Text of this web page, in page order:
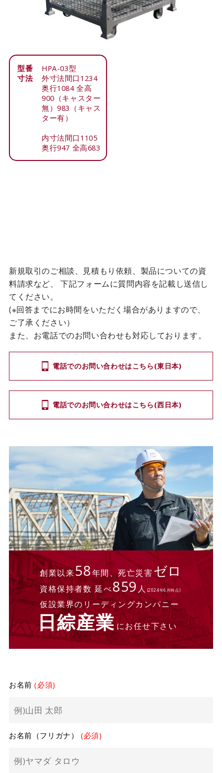
型番
HPA-03型
寸法
外寸法間口1234
奥行1084 全高
900（キャスター
無）983（キャス
ター有）
内寸法間口1105
奥行947 全高683
新規取引のご相談、見積もり依頼、製品についての資
料請求など、
下記フォームに質問内容を記載し送信し
てください。
(※回答までにお時間をいただく場合がありますので、
ご了承ください）
また、お電話でのお問い合わせも対応しております。
電話でのお問い合わせはこちら(東日本)
電話でのお問い合わせはこちら(西日本)
創業以来58年間、死亡災害ゼロ
資格保持者数 延べ859人 (2024年6月時点)
仮設業界のリーディングカンパニー
日綜産業にお任せ下さい
お名前(必須)
お名前（フリガナ） (必須)